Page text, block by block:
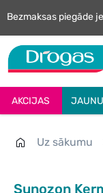
Bezmaksas piegāde
AKCIJAS
Uz sākumu
Sunozon